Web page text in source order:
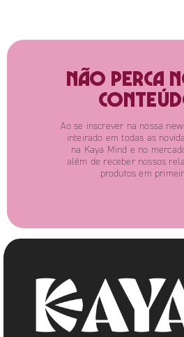
Não perca
Ao se inscrever na nossa
inteirado em todas as
na Kaya Mind e no
além de receber nossos
produtos em